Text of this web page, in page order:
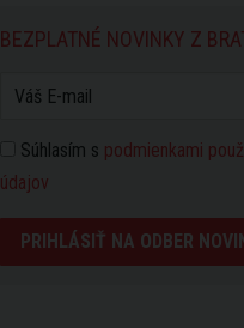
BEZPLATNÉ NOVINKY Z
Súhlasím s podmienkami
údajov
PRIHLÁSIŤ NA ODBER